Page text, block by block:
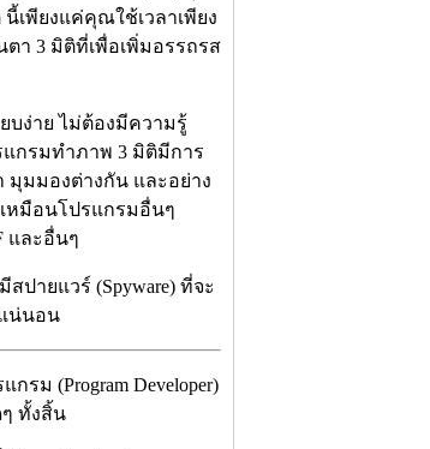
นี้เพียงแค่คุณใช้เวลาเพียง
า 3 มิติที่เพื่อเพิ่มอรรถรส
บง่าย ไม่ต้องมีความรู้
กรมทำภาพ 3 มิติมีการ
มุมมองต่างกัน และอย่าง
หมือนโปรแกรมอื่นๆ
และอื่นๆ
ายแวร์ (Spyware) ที่จะ
น่นอน
รม (Program Developer)
ทั้งสิ้น